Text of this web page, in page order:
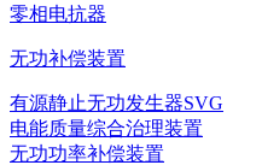
零相电抗器
无功补偿装置
有源静止无功发生器SVG
电能质量综合治理装置
无功功率补偿装置